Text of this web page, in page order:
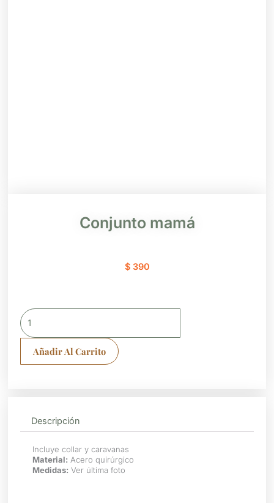
Conjunto mamá
$390
Conjunto
mamá
Añadir Al Carrito
Descripción
Incluye collar y caravanas
Material: Acero quirúrgico
Medidas: Ver última foto